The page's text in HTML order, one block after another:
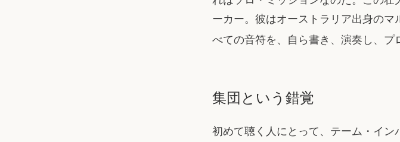
ーカー。彼はオーストラリア出身の
べての音符を、自ら書き、演奏し、プ
集団という錯覚
初めて聴く人にとって、テーム・イ